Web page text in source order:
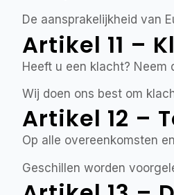
De aansprakelijkheid van
Artikel 11 –
Heeft u een klacht?
Wij doen ons best om
Artikel 12 –
Op alle overeenkomsten
Geschillen worden